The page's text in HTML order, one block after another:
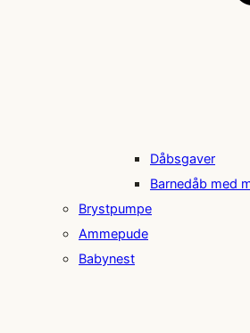
Dåbsgaver
Barnedåb med
Brystpumpe
Ammepude
Babynest